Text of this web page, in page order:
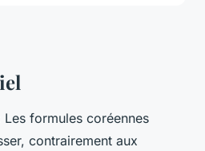
Les formules coréennes
contrairement aux